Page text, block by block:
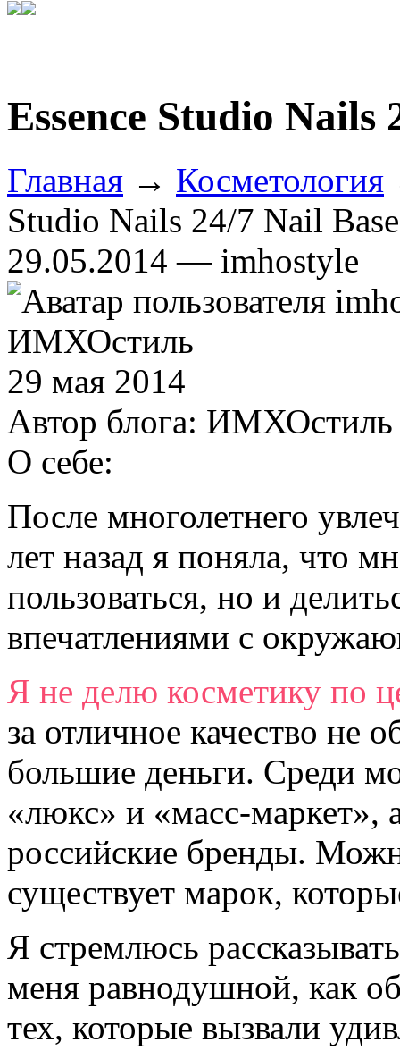
Essence Studio Nails
Главная → Косметология
Studio Nails 24/7 Nail Base
29.05.2014 — imhostyle
ИМХОстиль
29 мая 2014
Автор блога: ИМХОстиль
О себе:
После многолетнего
лет назад я поняла, что
пользоваться, но и
впечатлениями с
Я не делю косметику по
за отличное качество не
большие деньги. Среди
«люкс» и «масс-маркет»,
российские бренды.
существует марок,
Я стремлюсь
меня равнодушной, как
тех, которые вызвали